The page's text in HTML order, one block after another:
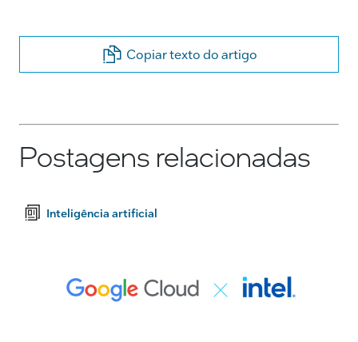
Copiar texto do artigo
Postagens relacionadas
Inteligência artificial